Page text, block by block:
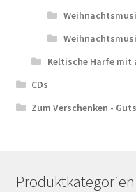
Keltische Harfe mit
CDs
Zum Verschenken -
Produktkategorien